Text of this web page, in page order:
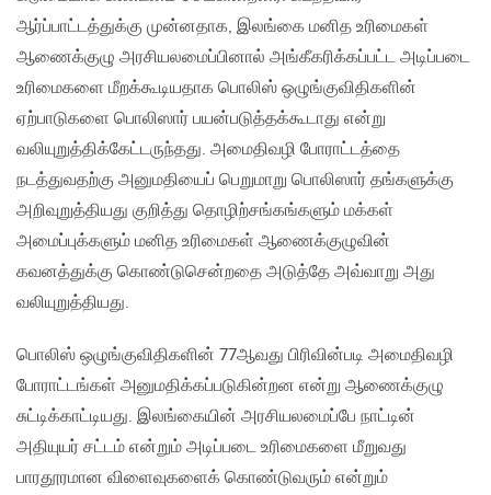
ஆர்ப்பாட்டத்துக்கு முன்னதாக, இலங்கை மனித உரிமைகள்
ஆணைக்குழு அரசியலமைப்பினால் அங்கீகரிக்கப்பட்ட அடிப்படை
உரிமைகளை மீறக்கூடியதாக பொலிஸ் ஒழுங்குவிதிகளின்
ஏற்பாடுகளை பொலிஸார் பயன்படுத்தக்கூடாது என்று
வலியுறுத்திக்கேட்டருந்தது. அமைதிவழி போராட்டத்தை
நடத்துவதற்கு அனுமதியைப் பெறுமாறு பொலிஸார் தங்களுக்கு
அறிவுறுத்தியது குறித்து தொழிற்சங்கங்களும் மக்கள்
அமைப்புக்களும் மனித உரிமைகள் ஆணைக்குழுவின்
கவனத்துக்கு கொண்டுசென்றதை அடுத்தே அவ்வாறு அது
வலியுறுத்தியது.
பொலிஸ் ஒழுங்குவிதிகளின் 77ஆவது பிரிவின்படி அமைதிவழி
போராட்டங்கள் அனுமதிக்கப்படுகின்றன என்று ஆணைக்குழு
சுட்டிக்காட்டியது. இலங்கையின் அரசியலமைப்பே நாட்டின்
அதியுயர் சட்டம் என்றும் அடிப்படை உரிமைகளை மீறுவது
பாரதூரமான விளைவுகளைக் கொண்டுவரும் என்றும்